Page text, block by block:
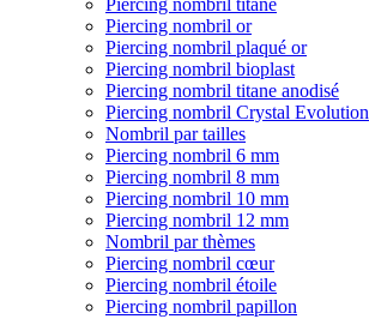
Piercing nombril titane
Piercing nombril or
Piercing nombril plaqué or
Piercing nombril bioplast
Piercing nombril titane anodisé
Piercing nombril Crystal Evolution
Nombril par tailles
Piercing nombril 6 mm
Piercing nombril 8 mm
Piercing nombril 10 mm
Piercing nombril 12 mm
Nombril par thèmes
Piercing nombril cœur
Piercing nombril étoile
Piercing nombril papillon